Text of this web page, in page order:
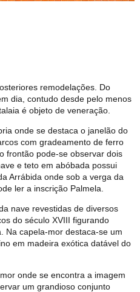
remodelações. Do
dia, contudo desde pelo menos
é objeto de veneração.
onde se destaca o janelão do
com gradeamento de ferro
frontão pode-se observar dois
e teto em abóbada possui
Arrábida onde sob a verga da
ler a inscrição Palmela.
nave revestidas de diversos
do século XVIII figurando
Na capela-mor destaca-se um
em madeira exótica datável do
onde se encontra a imagem
um grandioso conjunto